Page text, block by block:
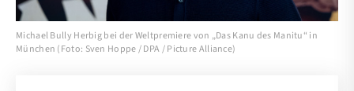
Michael Bully Herbig bei der Weltpremiere von „Das Kanu des Manitu“ in
München (Foto: Sven Hoppe / DPA / Picture Alliance)